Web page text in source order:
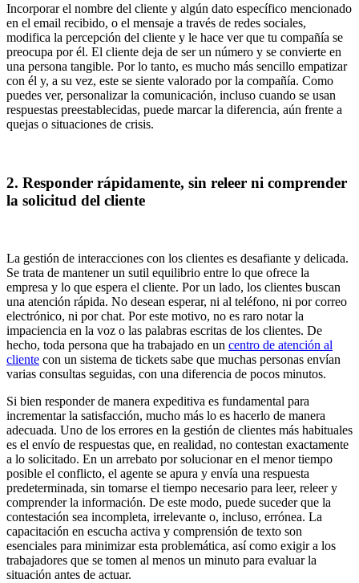
Incorporar el nombre del cliente y algún dato específico mencionado
en el email recibido, o el mensaje a través de redes sociales,
modifica la percepción del cliente y le hace ver que tu compañía se
preocupa por él. El cliente deja de ser un número y se convierte en
una persona tangible. Por lo tanto, es mucho más sencillo empatizar
con él y, a su vez, este se siente valorado por la compañía. Como
puedes ver, personalizar la comunicación, incluso cuando se usan
respuestas preestablecidas, puede marcar la diferencia, aún frente a
quejas o situaciones de crisis.
2. Responder rápidamente, sin releer ni comprender
la solicitud del cliente
La gestión de interacciones con los clientes es desafiante y delicada.
Se trata de mantener un sutil equilibrio entre lo que ofrece la
empresa y lo que espera el cliente. Por un lado, los clientes buscan
una atención rápida. No desean esperar, ni al teléfono, ni por correo
electrónico, ni por chat. Por este motivo, no es raro notar la
impaciencia en la voz o las palabras escritas de los clientes. De
hecho, toda persona que ha trabajado en un centro de atención al
cliente con un sistema de tickets sabe que muchas personas envían
varias consultas seguidas, con una diferencia de pocos minutos.
Si bien responder de manera expeditiva es fundamental para
incrementar la satisfacción, mucho más lo es hacerlo de manera
adecuada. Uno de los errores en la gestión de clientes más habituales
es el envío de respuestas que, en realidad, no contestan exactamente
a lo solicitado. En un arrebato por solucionar en el menor tiempo
posible el conflicto, el agente se apura y envía una respuesta
predeterminada, sin tomarse el tiempo necesario para leer, releer y
comprender la información. De este modo, puede suceder que la
contestación sea incompleta, irrelevante o, incluso, errónea. La
capacitación en escucha activa y comprensión de texto son
esenciales para minimizar esta problemática, así como exigir a los
trabajadores que se tomen al menos un minuto para evaluar la
situación antes de actuar.